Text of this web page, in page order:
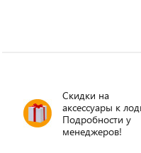
Скидки на
аксессуары к
Подробности у
менеджеров!